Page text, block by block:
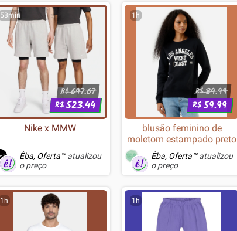
58min
R$697.67
R$523.44
Nike x MMW
Êba, Oferta™atualizou
o preço
1h
R$89.99
R$59.99
blusão feminino de
moletom estampado preto
Êba, Oferta™atualizou
o preço
1h 1h